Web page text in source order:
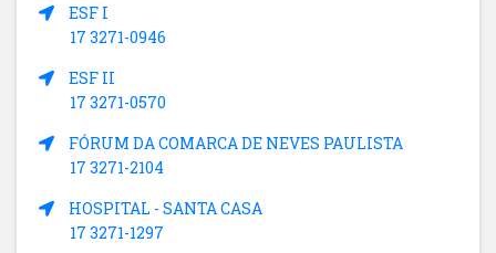
ESF I
17 3271-0946
ESF II
17 3271-0570
FÓRUM DA COMARCA DE NEVES PAULISTA
17 3271-2104
HOSPITAL - SANTA CASA
17 3271-1297